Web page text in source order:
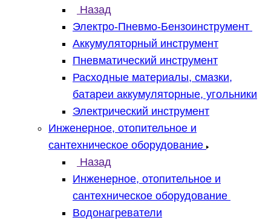
Назад
Электро-Пневмо-Бензоинструмент
Аккумуляторный инструмент
Пневматический инструмент
Расходные материалы, смазки,
батареи аккумуляторные, угольники
Электрический инструмент
Инженерное, отопительное и
сантехническое оборудование
Назад
Инженерное, отопительное и
сантехническое оборудование
Водонагреватели